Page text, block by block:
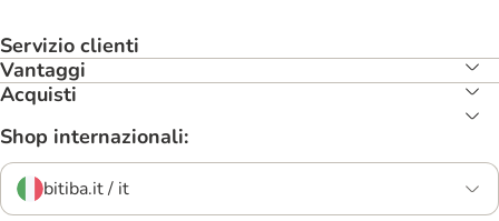
Servizio clienti
Vantaggi
Acquisti
Shop internazionali:
bitiba.it / it